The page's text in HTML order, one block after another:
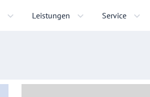
Leistungen Service